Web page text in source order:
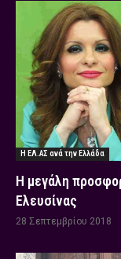
Η ΕΛ.ΑΣ ανά την Ελλάδα
Η μεγάλη
Ελευσίνας
28 Σεπτεμβρίου 2018